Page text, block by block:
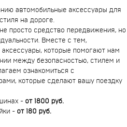
автомобильные аксессуары для
на дороге.
просто средство передвижения, но
Вместе с тем,
которые помогают нам
между безопасностью, стилем и
ознакомиться с
которые сделают вашу поездку
- от 1800 руб.
- от 180 руб.